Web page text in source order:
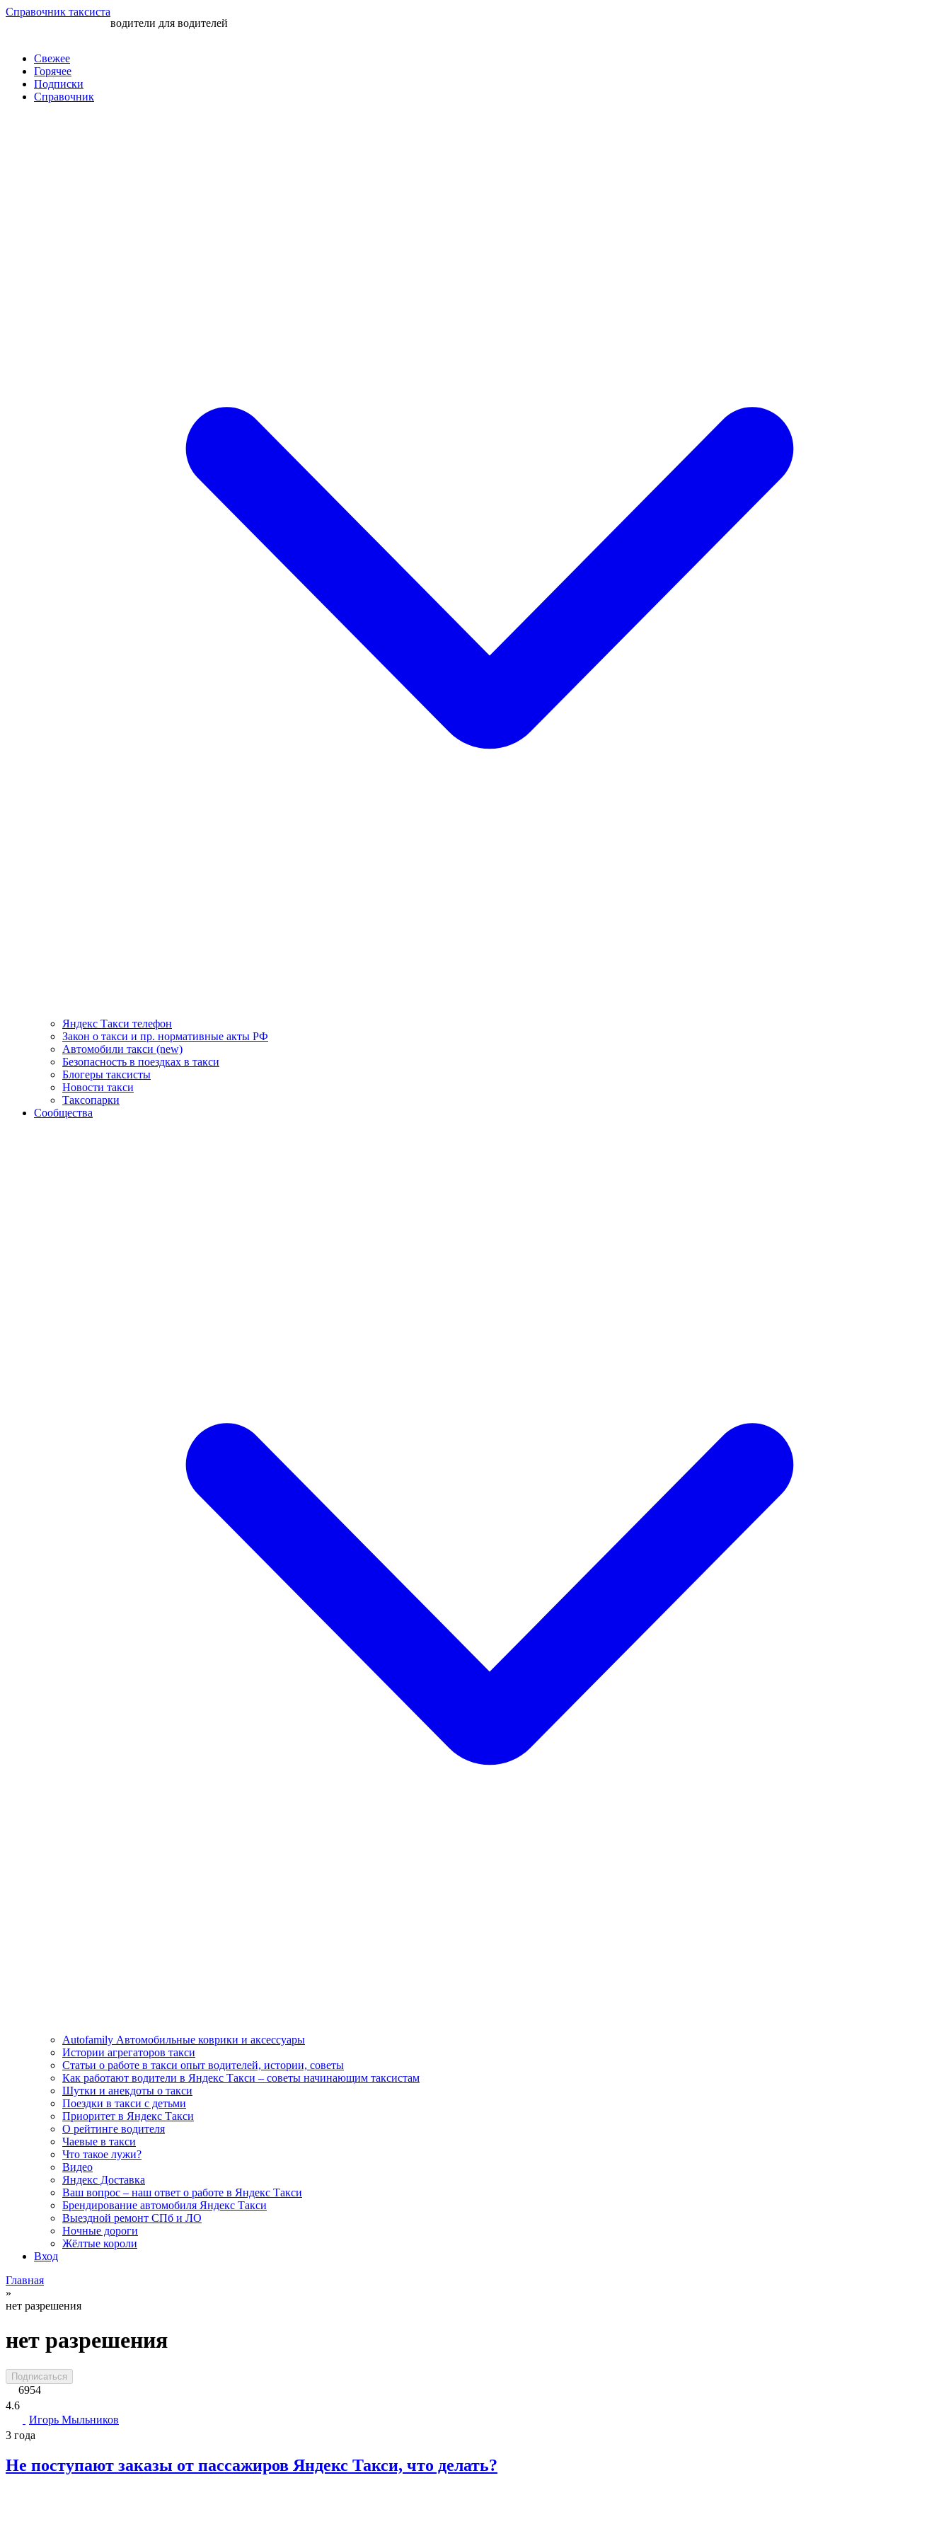
Перейти
Справочник таксиста
водители для водителей
Свежее
Горячее
Подписки
Справочник
Яндекс Такси телефон
Закон о такси и пр. нормативные акты РФ
Автомобили такси (new)
Безопасность в поездках в такси
Блогеры таксисты
Новости такси
Таксопарки
Сообщества
Autofamily Автомобильные коврики и аксессуары
Истории агрегаторов такси
Статьи о работе в такси опыт водителей, истории, советы
Как работают водители в Яндекс Такси – советы начинающим таксистам
Шутки и анекдоты о такси
Поездки в такси с детьми
Приоритет в Яндекс Такси
О рейтинге водителя
Чаевые в такси
Что такое лужи?
Видео
Яндекс Доставка
Ваш вопрос – наш ответ о работе в Яндекс Такси
Брендирование автомобиля Яндекс Такси
Выездной ремонт СПб и ЛО
Ночные дороги
Жёлтые короли
Вход
Главная
»
нет разрешения
нет разрешения
Подписаться
6954
4.6
Игорь Мыльников
3 года
Не поступают заказы от пассажиров Яндекс Такси, что делать?